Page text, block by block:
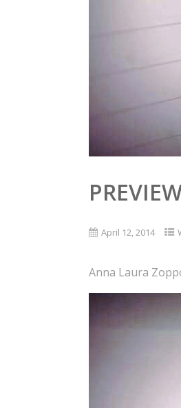
April 12, 2014
Anna Laura